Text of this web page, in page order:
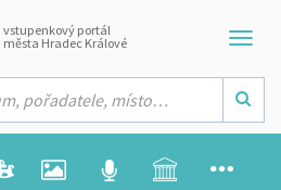
vstupenkový portál
města Hradec Králové